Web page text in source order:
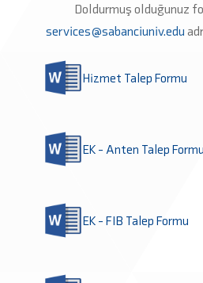
Doldurmuş olduğunuz
services@sabanciuniv.edu
Hizmet Talep Formu
EK - Anten Talep Formu
EK - FIB Talep Formu